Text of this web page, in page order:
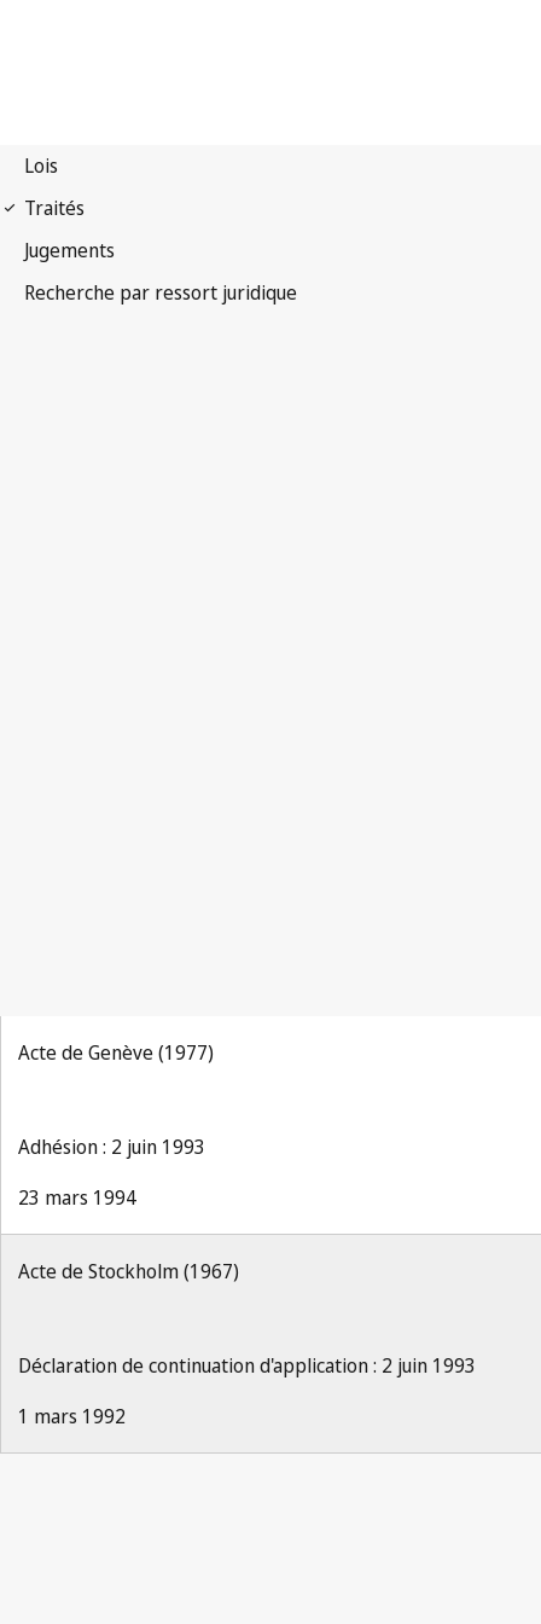
Acte de Genève (1977)
Adhésion : 2 juin 1993
23 mars 1994
Acte de Stockholm (1967)
Déclaration de continuation d'application : 2 juin 1993
1 mars 1992